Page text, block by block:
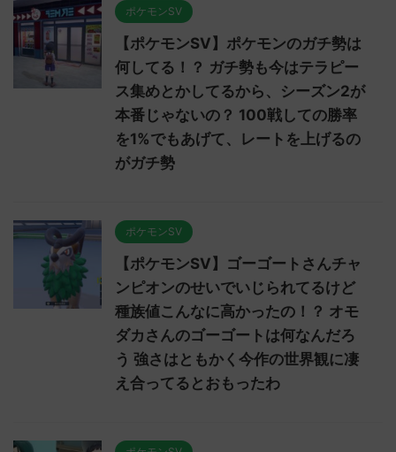
ポケモンSV
【ポケモンSV】ポケモンのガチ勢は
何してる！？ ガチ勢も今はテラピー
ス集めとかしてるから、シーズン2が
本番じゃないの？ 100戦しての勝率
を1%でもあげて、レートを上げるの
がガチ勢
ポケモンSV
【ポケモンSV】ゴーゴートさんチャ
ンピオンのせいでいじられてるけど
種族値こんなに高かったの！？ オモ
ダカさんのゴーゴートは何なんだろ
う 強さはともかく今作の世界観に凄
え合ってるとおもったわ